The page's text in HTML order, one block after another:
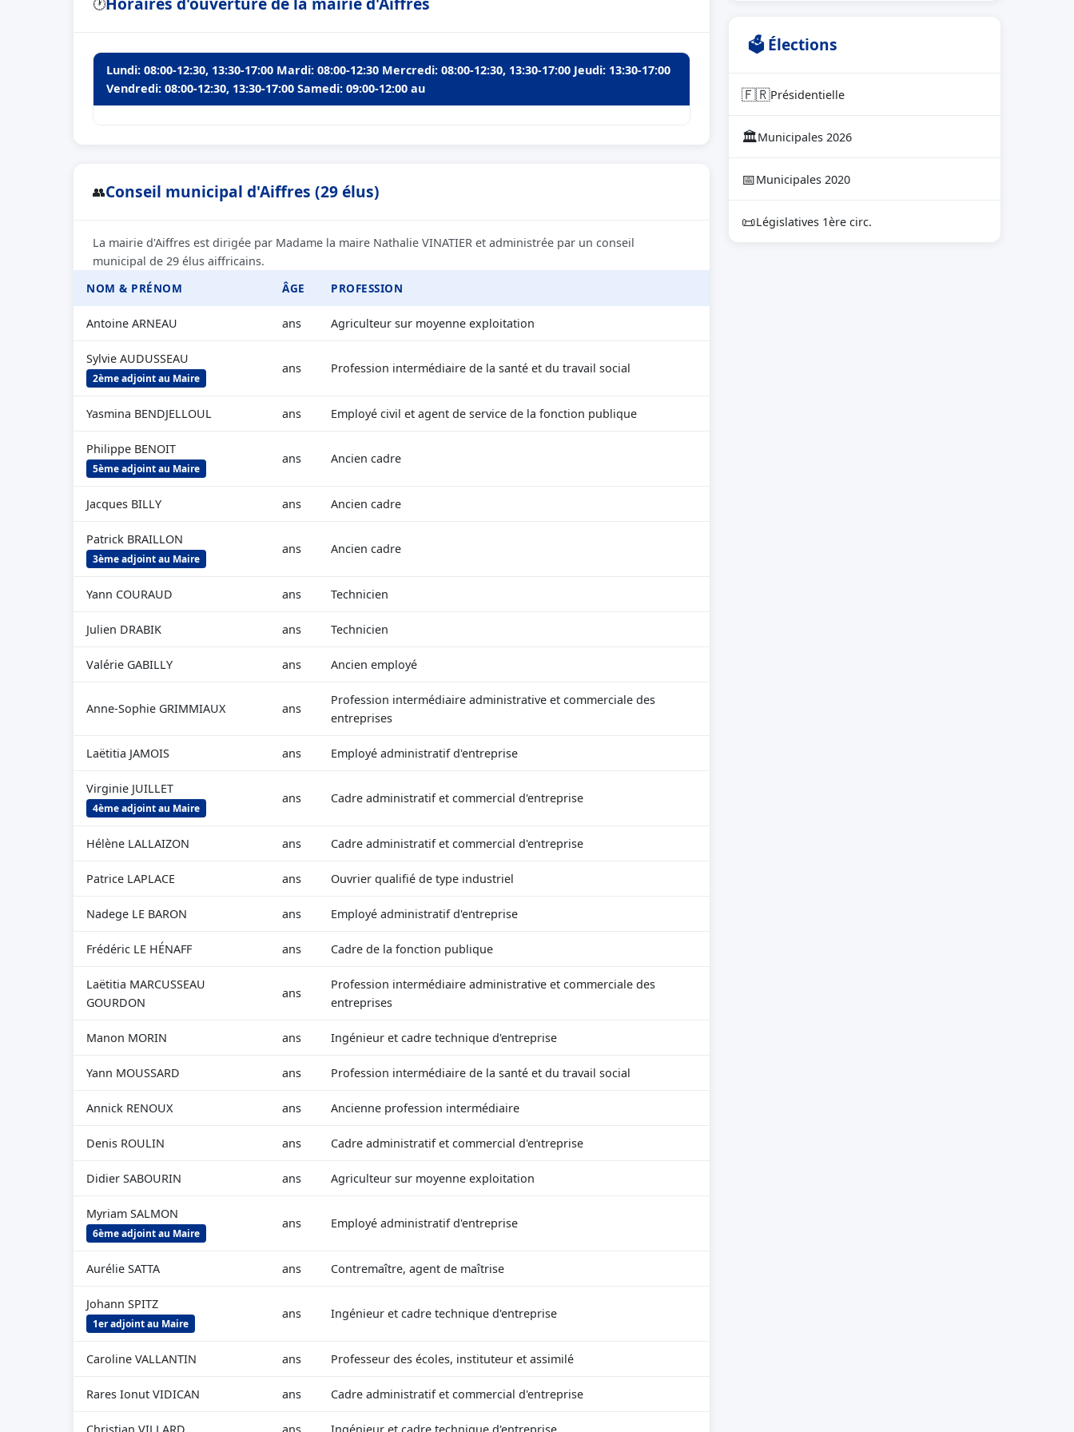
🕐
Lundi: 08:00-12:30, 13:30-17:00 Mardi: 08:00-12:30 Mercredi: 08:00-12:30, 13:30-17:00 Jeudi: 13:30-17:00
Vendredi: 08:00-12:30, 13:30-17:00 Samedi: 09:00-12:00 au
👥Conseil municipal d'Aiffres (29 élus)
La mairie d'Aiffres est dirigée par Madame la maire Nathalie VINATIER et administrée par un conseil
municipal de 29 élus aiffricains.
NOM & PRÉNOM
ÂGE PROFESSION
Antoine ARNEAU ans Agriculteur sur moyenne exploitation
Sylvie AUDUSSEAU
2ème adjoint au Maire
ans Profession intermédiaire de la santé et du travail social
Yasmina BENDJELLOUL ans Employé civil et agent de service de la fonction publique
Philippe BENOIT
5ème adjoint au Maire
ans Ancien cadre
Jacques BILLY ans Ancien cadre
Patrick BRAILLON
3ème adjoint au Maire
ans Ancien cadre
Yann COURAUD ans Technicien
Julien DRABIK ans Technicien
Valérie GABILLY ans Ancien employé
Anne-Sophie GRIMMIAUX ans
Profession intermédiaire administrative et commerciale des
entreprises
Laëtitia JAMOIS ans Employé administratif d'entreprise
Virginie JUILLET
4ème adjoint au Maire
ans Cadre administratif et commercial d'entreprise
Hélène LALLAIZON ans Cadre administratif et commercial d'entreprise
Patrice LAPLACE ans Ouvrier qualifié de type industriel
Nadege LE BARON ans Employé administratif d'entreprise
Frédéric LE HÉNAFF ans Cadre de la fonction publique
Laëtitia MARCUSSEAU
GOURDON
ans
Profession intermédiaire administrative et commerciale des
entreprises
Manon MORIN ans Ingénieur et cadre technique d'entreprise
Yann MOUSSARD ans Profession intermédiaire de la santé et du travail social
Annick RENOUX ans Ancienne profession intermédiaire
Denis ROULIN ans Cadre administratif et commercial d'entreprise
Didier SABOURIN ans Agriculteur sur moyenne exploitation
Myriam SALMON
6ème adjoint au Maire
ans Employé administratif d'entreprise
Aurélie SATTA ans Contremaître, agent de maîtrise
Johann SPITZ
1er adjoint au Maire
ans Ingénieur et cadre technique d'entreprise
Caroline VALLANTIN ans Professeur des écoles, instituteur et assimilé
Rares Ionut VIDICAN ans Cadre administratif et commercial d'entreprise
🗳 Élections
🇫🇷Présidentielle
🏛Municipales 2026
📅Municipales 2020
📜Législatives 1ère circ.